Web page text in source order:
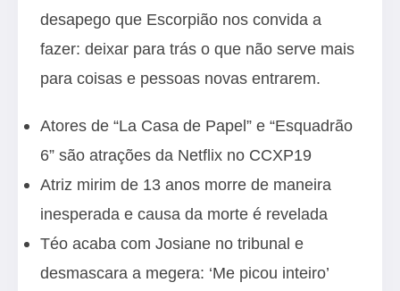
desapego que Escorpião nos convida a
fazer: deixar para trás o que não serve mais
para coisas e pessoas novas entrarem.
Atores de “La Casa de Papel” e “Esquadrão
6” são atrações da Netflix no CCXP19
Atriz mirim de 13 anos morre de maneira
inesperada e causa da morte é revelada
Téo acaba com Josiane no tribunal e
desmascara a megera: ‘Me picou inteiro’